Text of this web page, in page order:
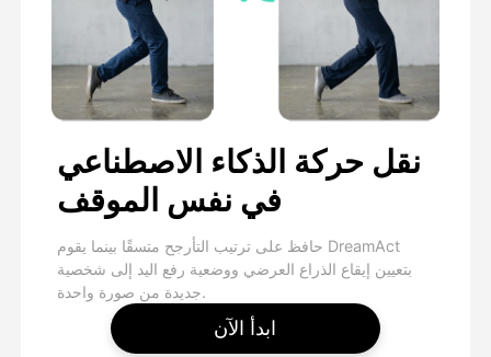
نقل حركة الذكاء الاصطناعي
في نفس الموقف
حافظ على ترتيب التأرجح متسقًا بينما يقوم DreamAct
بتعيين إيقاع الذراع العرضي ووضعية رفع اليد إلى شخصية
جديدة من صورة واحدة.
ابدأ الآن